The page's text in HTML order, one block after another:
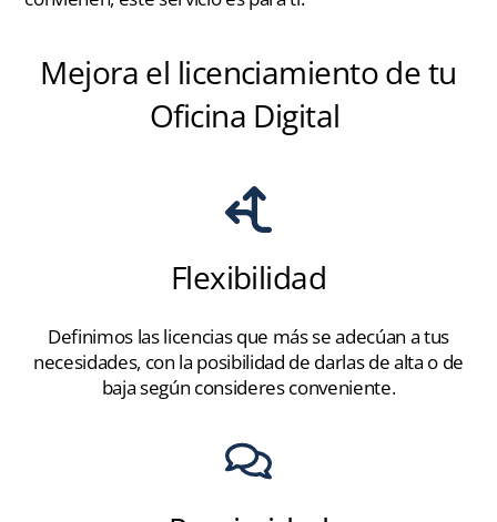
Mejora el licenciamiento de tu
Oficina Digital
Flexibilidad
Definimos las licencias que más se adecúan a tus
necesidades, con la posibilidad de darlas de alta o de
baja según consideres conveniente.